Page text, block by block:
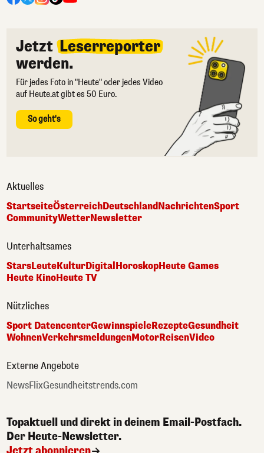
Jetzt Leserreporter
werden.
Für jedes Foto in "Heute" oder jedes Video
auf Heute.at gibt es 50 Euro.
So geht's
Aktuelles
StartseiteÖsterreichDeutschlandNachrichtenSport
CommunityWetterNewsletter
Unterhaltsames
StarsLeuteKulturDigital HoroskopHeute Games
Heute KinoHeute TV
Nützliches
Sport DatencenterGewinnspieleRezepteGesundheit
WohnenVerkehrsmeldungenMotorReisenVideo
Externe Angebote
NewsFlixGesundheitstrends.com
Topaktuell und direkt in deinem Email-Postfach.
Der Heute-Newsletter.